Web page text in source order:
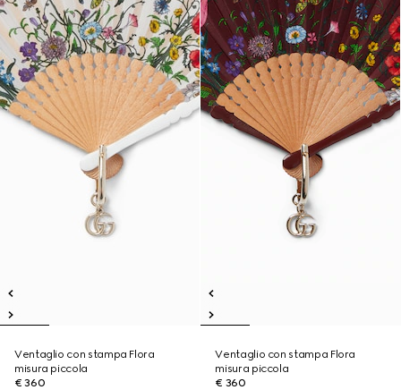
Ventaglio con stampa Flora
misura piccola
€ 360
Ventaglio con stampa Flora
misura piccola
€ 360